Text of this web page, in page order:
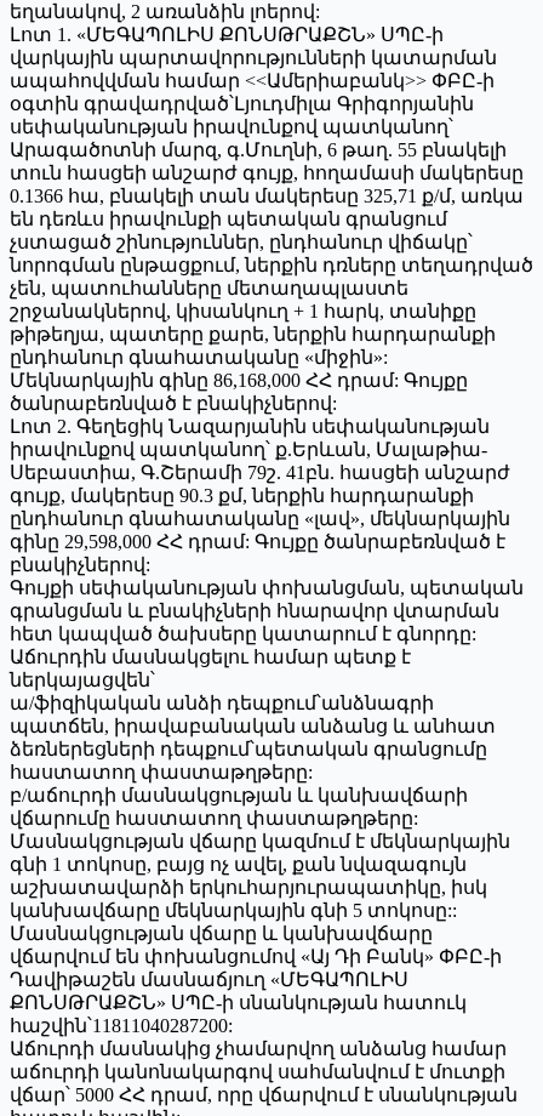
եղանակով, 2 առանձին լոերով:
Լոտ 1. «ՄԵԳԱՊՈԼԻՍ ՔՈՆՍԹՐԱՔՇՆ» ՍՊԸ-ի
վարկային պարտավորությունների կատարման
ապահովվման համար <<Ամերիաբանկ>> ՓԲԸ-ի
օգտին գրավադրված՝Լյուդմիլա Գրիգորյանին
սեփականության իրավունքով պատկանող՝
Արագածոտնի մարզ, գ.Մուղնի, 6 թաղ. 55 բնակելի
տուն հասցեի անշարժ գույք, հողամասի մակերեսը
0.1366 հա, բնակելի տան մակերեսը 325,71 ք/մ, առկա
են դեռևս իրավունքի պետական գրանցում
չստացած շինություններ, ընդհանուր վիճակը՝
նորոգման ընթացքում, ներքին դռները տեղադրված
չեն, պատուհանները մետաղապլաստե
շրջանակներով, կիսանկուղ + 1 հարկ, տանիքը
թիթեղյա, պատերը քարե, ներքին հարդարանքի
ընդհանուր գնահատականը «միջին»:
Մեկնարկային գինը 86,168,000 ՀՀ դրամ: Գույքը
ծանրաբեռնված է բնակիչներով:
Լոտ 2. Գեղեցիկ Նազարյանին սեփականության
իրավունքով պատկանող՝ ք.Երևան, Մալաթիա-
Սեբաստիա, Գ.Շերամի 79շ. 41բն. հասցեի անշարժ
գույք, մակերեսը 90.3 քմ, ներքին հարդարանքի
ընդհանուր գնահատականը «լավ», մեկնարկային
գինը 29,598,000 ՀՀ դրամ: Գույքը ծանրաբեռնված է
բնակիչներով:
Գույքի սեփականության փոխանցման, պետական
գրանցման և բնակիչների հնարավոր վտարման
հետ կապված ծախսերը կատարում է գնորդը:
Աճուրդին մասնակցելու համար պետք է
ներկայացվեն՝
ա/ֆիզիկական անձի դեպքում՝անձնագրի
պատճեն, իրավաբանական անձանց և անհատ
ձեռներեցների դեպքում՝պետական գրանցումը
հաստատող փաստաթղթերը:
բ/աճուրդի մասնակցության և կանխավճարի
վճարումը հաստատող փաստաթղթերը:
Մասնակցության վճարը կազմում է մեկնարկային
գնի 1 տոկոսը, բայց ոչ ավել, քան նվազագույն
աշխատավարձի երկուհարյուրապատիկը, իսկ
կանխավճարը մեկնարկային գնի 5 տոկոսը::
Մասնակցության վճարը և կանխավճարը
վճարվում են փոխանցումով «Այ Դի Բանկ» ՓԲԸ-ի
Դավիթաշեն մասնաճյուղ «ՄԵԳԱՊՈԼԻՍ
ՔՈՆՍԹՐԱՔՇՆ» ՍՊԸ-ի սնանկության հատուկ
հաշվին՝11811040287200:
Աճուրդի մասնակից չհամարվող անձանց համար
աճուրդի կանոնակարգով սահմանվում է մուտքի
վճար՝ 5000 ՀՀ դրամ, որը վճարվում է սնանկության